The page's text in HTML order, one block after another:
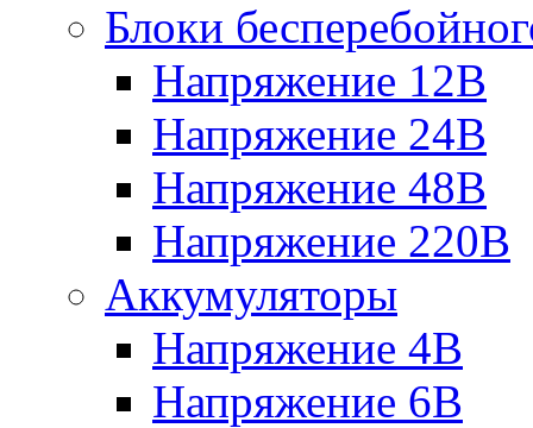
Блоки
Напряжение 12В
Напряжение 24В
Напряжение 48В
Напряжение 220В
Аккумуляторы
Напряжение 4В
Напряжение 6В